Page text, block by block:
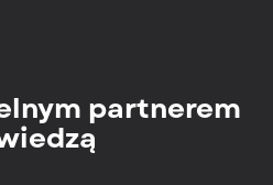
partnerem